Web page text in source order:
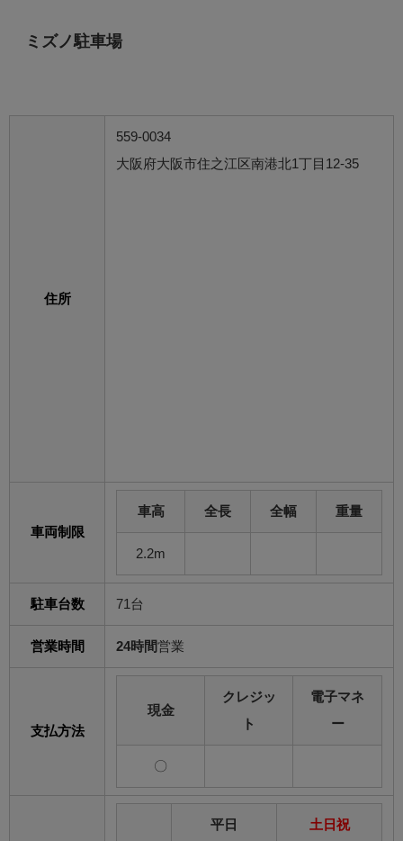
ミズノ駐車場
住所
559-0034
大阪府大阪市住之江区南港北1丁目12-35
車両制限
車高 全長 全幅 重量
2.2m
駐車台数 71台
営業時間 24時間営業
支払方法
現金
クレジッ
ト
電子マネ
ー
〇
平日 土日祝